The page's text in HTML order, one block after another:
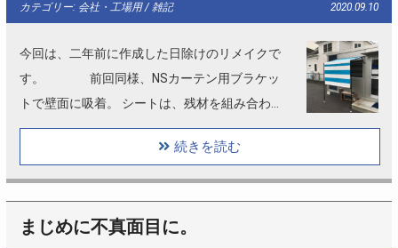
カテゴリー: 会社・工場用 / 雑記 2020.09.10
今回は、二年前に作成した日除けのリメイクで
す。 前回同様、NSカーテン用ブラケッ
トで壁面に吸着。 シートは、残材を組み合わせ
て2…
続きを読む
まじめに不真面目に。